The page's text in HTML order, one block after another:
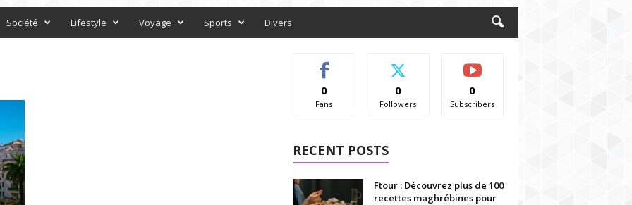
Société Lifestyle Voyage Sports Divers
0
Fans
0
Followers
0
Subscribers
RECENT POSTS
Ftour : Découvrez plus de 100
recettes maghrébines pour